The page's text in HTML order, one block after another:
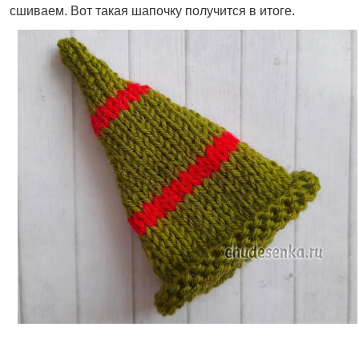
сшиваем. Вот такая шапочку получится в итоге.